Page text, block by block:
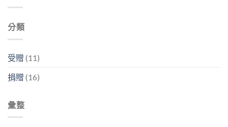
分類
受贈 (11)
捐贈 (16)
彙整